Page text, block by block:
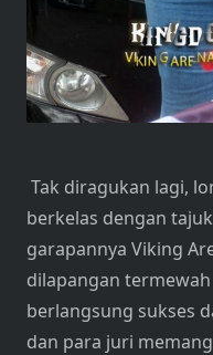
Tak diragukan lagi,
berkelas dengan
garapannya Viking
dilapangan termewah
berlangsung sukses
dan para juri